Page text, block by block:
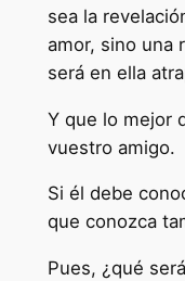
sea la
amor, sino una
será en ella
Y que lo mejor
vuestro amigo.
Si él debe
que conozca
Pues, ¿qué